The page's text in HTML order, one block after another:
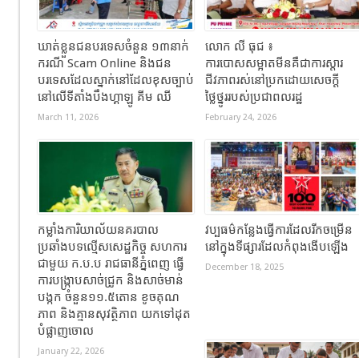
ឃាត់ខ្លួនជនបរទេសចំនួន ១៣នាក់
ករណី Scam Online និងជន
បរទេសដែលស្នាក់នៅដែលខុសច្បាប់
នៅលើទីតាំងបឹងហ្គាឡូ គីម ឈី
March 11, 2026
លោក លី ធុជ ៖
ការបោសសម្អាតមីនគឺជាការស្តារ
ជីវភាពរស់នៅប្រកដោយសេចក្តី
ថ្លៃថ្នូររបស់ប្រជាពលរដ្ឋ
February 24, 2026
កម្លាំងការិយាល័យនគរបាល
ប្រឆាំងបទល្មើសសេដ្ឋកិច្ច សហការ
ជាមួយ ក.ប.ប រាជធានីភ្នំពេញ ធ្វើ
ការបង្ក្រាបសាច់ជ្រូក និងសាច់មាន់
បង្កក ចំនួន១១.៥តោន ខូចគុណ
ភាព និងគ្មានសុវត្ថិភាព យកទៅដុត
បំផ្លាញចោល
January 22, 2026
វប្បធម៌កន្លែងធ្វើការដែលរីកចម្រើន
នៅក្នុងទីផ្សារដែលកំពុងងើបឡើង
December 18, 2025